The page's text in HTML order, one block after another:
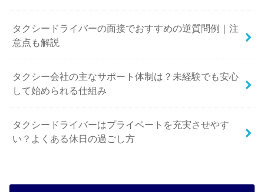
タクシードライバーの面接でおすすめの逆質問例｜注
意点も解説
タクシー会社の主なサポート体制は？未経験でも安心
して始められる仕組み
タクシードライバーはプライベートを充実させやす
い？よくある休日の過ごし方